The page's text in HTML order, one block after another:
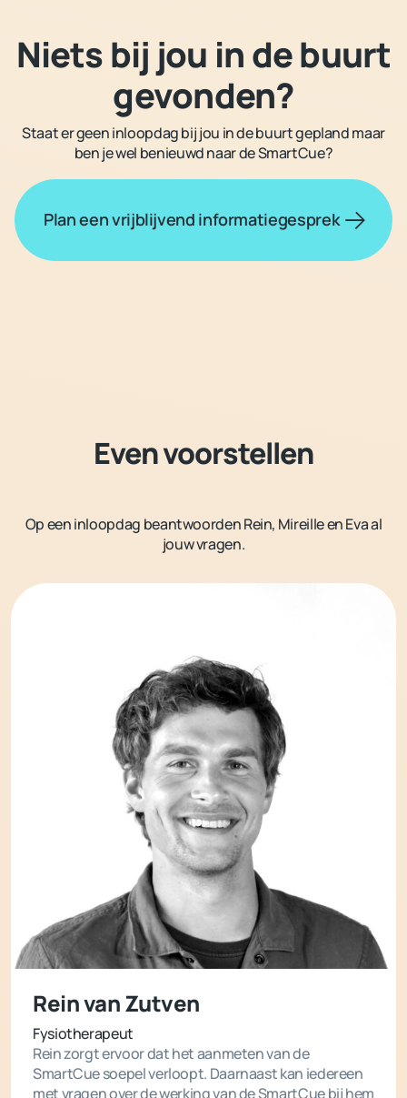
Niets bij jou in de buurt
gevonden?
Staat er geen inloopdag bij jou in de buurt gepland maar
ben je wel benieuwd naar de SmartCue?
Plan een vrijblijvend informatiegesprek
Even voorstellen
Op een inloopdag beantwoorden Rein, Mireille en Eva al
jouw vragen.
Rein van Zutven
Fysiotherapeut
Rein zorgt ervoor dat het aanmeten van de
SmartCue soepel verloopt. Daarnaast kan iedereen
met vragen over de werking van de SmartCue bij hem